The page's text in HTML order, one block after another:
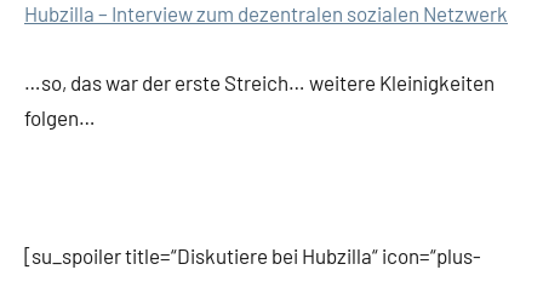
Hubzilla – Interview zum dezentralen sozialen Netzwerk
…so, das war der erste Streich… weitere Kleinigkeiten
folgen…
[su_spoiler title=“Diskutiere bei Hubzilla“ icon=“plus-